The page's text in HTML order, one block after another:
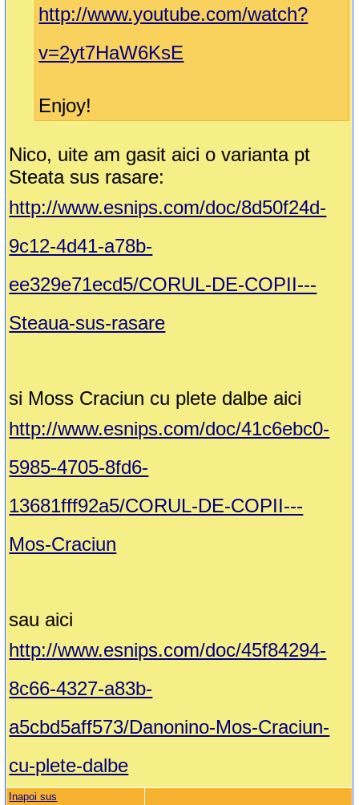
http://www.youtube.com/watch?
v=2yt7HaW6KsE
Enjoy!
Nico, uite am gasit aici o varianta pt
Steata sus rasare:
http://www.esnips.com/doc/8d50f24d-
9c12-4d41-a78b-
ee329e71ecd5/CORUL-DE-COPII---
Steaua-sus-rasare
si Moss Craciun cu plete dalbe aici
http://www.esnips.com/doc/41c6ebc0-
5985-4705-8fd6-
13681fff92a5/CORUL-DE-COPII---
Mos-Craciun
sau aici
http://www.esnips.com/doc/45f84294-
8c66-4327-a83b-
a5cbd5aff573/Danonino-Mos-Craciun-
cu-plete-dalbe
Inapoi sus